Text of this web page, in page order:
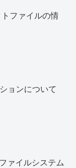
ファイルの情
ョンについて
ァイルシステム